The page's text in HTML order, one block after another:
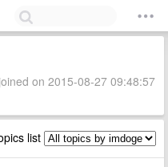
on 2015-08-27 09:48:57
list